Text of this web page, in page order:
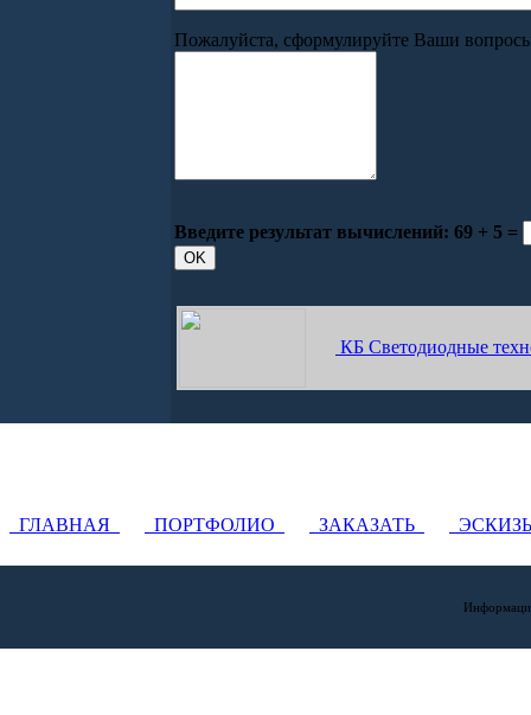
Пожалуйста, сформулируйте Ваши
Введите результат вычислений: 69 + 5 =
КБ Светодиодные
ГЛАВНАЯ ПОРТФОЛИО ЗАКАЗАТЬ